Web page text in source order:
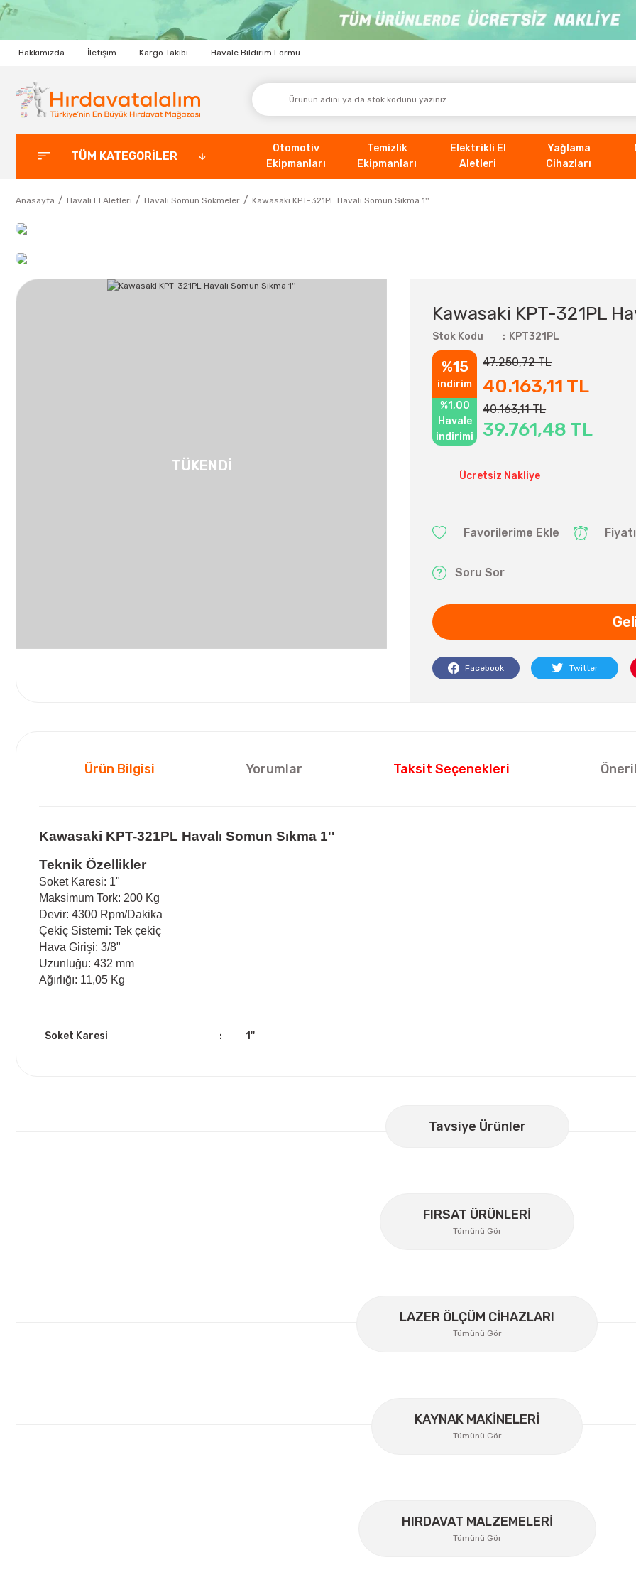
Hakkımızda İletişim Kargo Takibi Havale Bildirim Formu
TÜM KATEGORİLER
Otomotiv
Ekipmanları
Temizlik
Ekipmanları
Elektrikli El
Aletleri
Yağlama
Cihazları
Anasayfa Havalı El Aletleri Havalı Somun Sökmeler Kawasaki KPT-321PL Havalı Somun Sıkma 1''
TÜKENDİ
Kawasaki KPT-321PL
Stok Kodu KPT321PL
%15
indirim
47.250,72 TL
40.163,11 TL
%1,00
Havale
indirimi
40.163,11 TL
39.761,48 TL
Ücretsiz Nakliye
Soru Sor
Facebook Twitter
Ürün Bilgisi Yorumlar Taksit Seçenekleri
Kawasaki KPT-321PL Havalı Somun Sıkma 1''
Teknik Özellikler
Soket Karesi: 1"
Maksimum Tork: 200 Kg
Devir: 4300 Rpm/Dakika
Çekiç Sistemi: Tek çekiç
Hava Girişi: 3/8"
Uzunluğu: 432 mm
Ağırlığı: 11,05 Kg
Soket Karesi : 1''
Bu ürüne ilk yorumu siz yapın!
Gönder
Tavsiye Ürünler
FIRSAT ÜRÜNLERİ
Tümünü Gör
LAZER ÖLÇÜM CİHAZLARI
Tümünü Gör
KAYNAK MAKİNELERİ
Tümünü Gör
HIRDAVAT MALZEMELERİ
Tümünü Gör